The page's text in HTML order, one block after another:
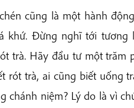
cũng là một hành
khứ. Đừng nghĩ tới
trà. Hãy đầu tư một trăm
rót trà, ai cũng biết uống
chánh niệm? Lý do là vì